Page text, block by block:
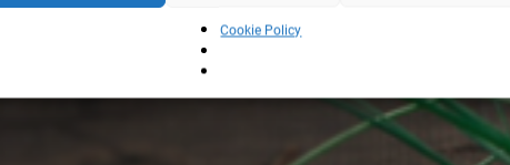
Cookie Policy